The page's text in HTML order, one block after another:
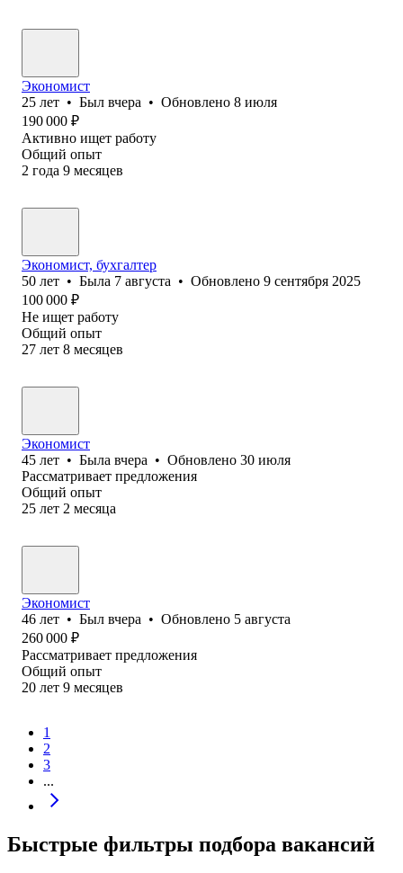
Экономист
25 лет • Был вчера • Обновлено 8 июля
190 000 ₽
Активно ищет работу
Общий опыт
2 года 9 месяцев
Экономист, бухгалтер
50 лет • Была 7 августа • Обновлено 9 сентября 2025
100 000 ₽
Не ищет работу
Общий опыт
27 лет 8 месяцев
Экономист
45 лет • Была вчера • Обновлено 30 июля
Рассматривает предложения
Общий опыт
25 лет 2 месяца
Экономист
46 лет • Был вчера • Обновлено 5 августа
260 000 ₽
Рассматривает предложения
Общий опыт
20 лет 9 месяцев
1
2
3
...
Быстрые фильтры подбора вакансий